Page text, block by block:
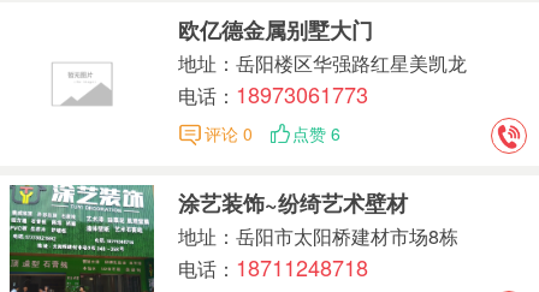
欧亿德金属别墅大门
地址：岳阳楼区华强路红星美凯龙
电话： 18973061773
评论 0 点赞 6
涂艺装饰~纷绮艺术壁材
地址：岳阳市太阳桥建材市场8栋
348~358号
电话： 18711248718